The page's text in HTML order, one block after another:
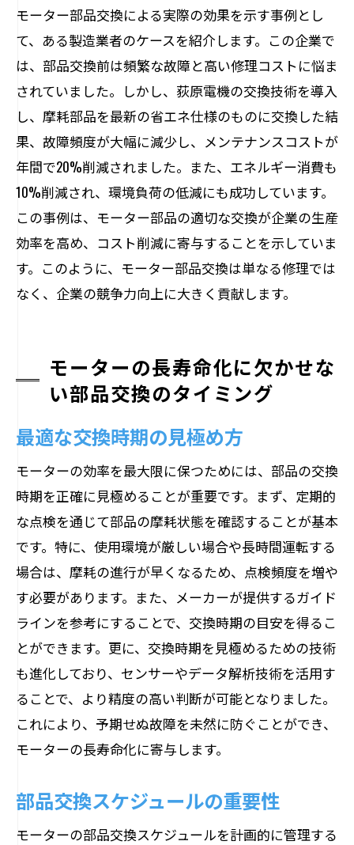
モーター部品交換による実際の効果を示す事例とし
て、ある製造業者のケースを紹介します。この企業で
は、部品交換前は頻繁な故障と高い修理コストに悩ま
されていました。しかし、荻原電機の交換技術を導入
し、摩耗部品を最新の省エネ仕様のものに交換した結
果、故障頻度が大幅に減少し、メンテナンスコストが
年間で20%削減されました。また、エネルギー消費も
10%削減され、環境負荷の低減にも成功しています。
この事例は、モーター部品の適切な交換が企業の生産
効率を高め、コスト削減に寄与することを示していま
す。このように、モーター部品交換は単なる修理では
なく、企業の競争力向上に大きく貢献します。
モーターの長寿命化に欠かせな
い部品交換のタイミング
最適な交換時期の見極め方
モーターの効率を最大限に保つためには、部品の交換
時期を正確に見極めることが重要です。まず、定期的
な点検を通じて部品の摩耗状態を確認することが基本
です。特に、使用環境が厳しい場合や長時間運転する
場合は、摩耗の進行が早くなるため、点検頻度を増や
す必要があります。また、メーカーが提供するガイド
ラインを参考にすることで、交換時期の目安を得るこ
とができます。更に、交換時期を見極めるための技術
も進化しており、センサーやデータ解析技術を活用す
ることで、より精度の高い判断が可能となりました。
これにより、予期せぬ故障を未然に防ぐことができ、
モーターの長寿命化に寄与します。
部品交換スケジュールの重要性
モーターの部品交換スケジュールを計画的に管理する